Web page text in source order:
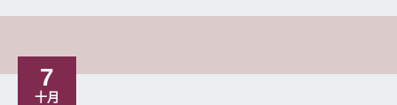
7
十月